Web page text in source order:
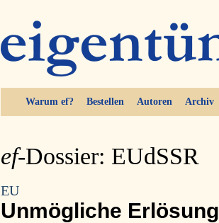
Warum ef? Bestellen Autoren Archiv
ef-Dossier: EUdSSR
EU
Unmögliche Erlösung